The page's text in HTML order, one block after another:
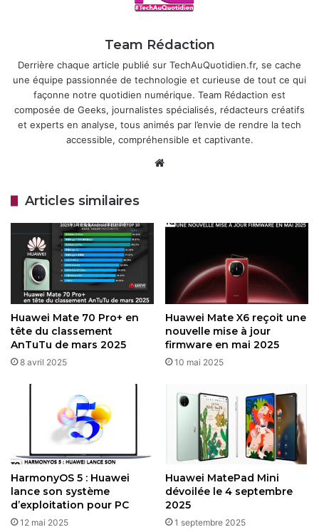
15, qui garantit une compatibilité totale avec les
l’AppGallery ou des stores alternatifs.
Articles similaires
Huawei MatePad 11.5 (2026) : une
tablette fine et endurante pour la
productivité
22 décembre 2025
Huawei Watch Ultimate 2 : une
stabilité
27 novembre 2025
EMUI 15, basé sur Android 12, intègre de nombreuses
fonctionnalités inspirées de HarmonyOS 5, comme une
personnalisation avancée de l’interface, des widgets
dynamiques et une intégration poussée de l’IA avec
l’assistant Celia. Les utilisateurs peuvent ainsi profiter
d’une expérience fluide, avec des applications comme
WhatsApp, Netflix ou Spotify, sans les restrictions
imposées par l’absence de
Google Mobile Services
. De plus, EMUI 15 inclut MicroGetGBoxpour
faciliter l’accès aux applications Google, bien que certains
utilisateurs signalent des limites avec des applications
bancaires ou NFC, comme Curve, en Europe.
Team Rédaction
Derrière chaque article publié sur TechAuQuotidien.fr, se cache
une équipe passionnée de technologie et curieuse de tout ce qui
façonne notre quotidien numérique. Team Rédaction est
composée de Geeks, journalistes spécialisés, rédacteurs créatifs
et experts en analyse, tous animés par l’envie de rendre la tech
accessible, compréhensible et captivante.
Articles similaires
Huawei Mate 70 Pro+ en
tête du classement
AnTuTu de mars 2025
8 avril 2025
Huawei Mate X6 reçoit une
nouvelle mise à jour
firmware en mai 2025
10 mai 2025
HarmonyOS 5 : Huawei
lance son système
d’exploitation pour PC
12 mai 2025
Huawei MatePad Mini
dévoilée le 4 septembre
2025
1 septembre 2025